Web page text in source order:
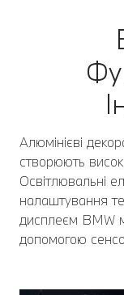
Алюмінієві
створюють
Освітлювальні
налаштування
дисплеєм BMW
допомогою